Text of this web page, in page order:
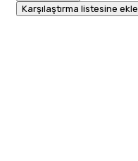
Karşılaştırma listesine ekle